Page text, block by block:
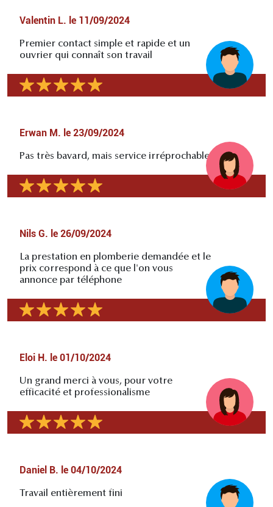
Valentin L. le 11/09/2024
Premier contact simple et rapide et un
ouvrier qui connaît son travail
Erwan M. le 23/09/2024
Pas très bavard, mais service irréprochable
Nils G. le 26/09/2024
La prestation en plomberie demandée et le
prix correspond à ce que l'on vous
annonce par téléphone
Eloi H. le 01/10/2024
Un grand merci à vous, pour votre
efficacité et professionalisme
Daniel B. le 04/10/2024
Travail entièrement fini